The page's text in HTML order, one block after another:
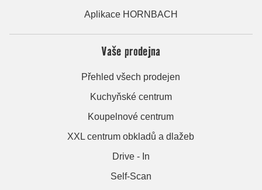
Aplikace HORNBACH
Vaše prodejna
Přehled všech prodejen
Kuchyňské centrum
Koupelnové centrum
XXL centrum obkladů a dlažeb
Drive - In
Self-Scan